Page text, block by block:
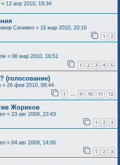
« 12 апр 2010, 19:34
Сачивко « 15 мар 2010, 20:16
1 2
« 06 мар 2010, 16:51
1 2 3 4 5
(голосование)
« 26 фев 2010, 08:44
1 … 9 10 11 12
Жориков
« 23 авг 2009, 23:43
1 2 3
« 04 авг 2009, 14:06
1 2 3